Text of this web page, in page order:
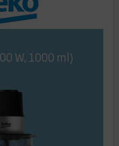
W, 1000 ml)